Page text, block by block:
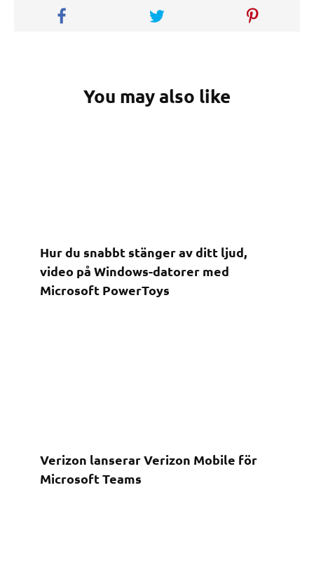
You may also like
Hur du snabbt stänger av ditt ljud,
video på Windows-datorer med
Microsoft PowerToys
Verizon lanserar Verizon Mobile för
Microsoft Teams